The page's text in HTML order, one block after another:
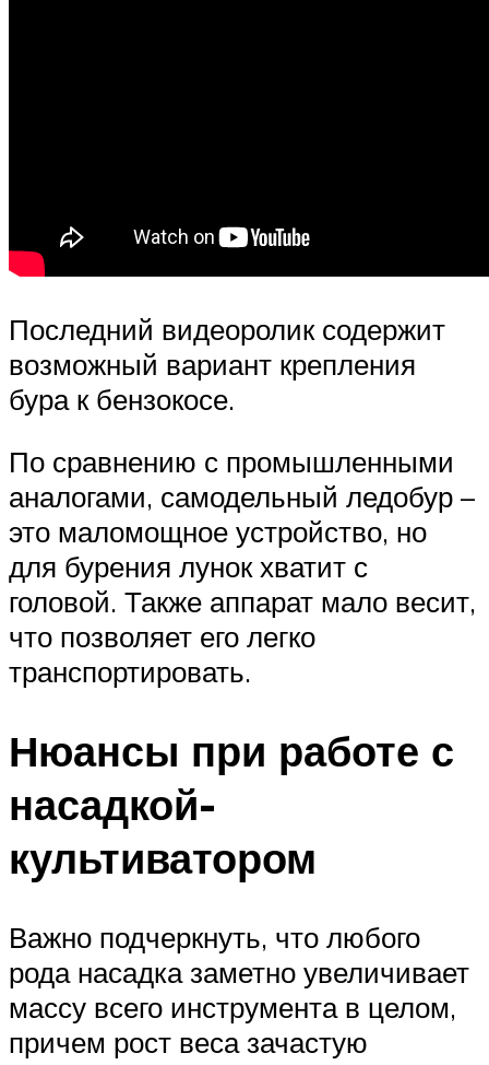
Последний видеоролик содержит
возможный вариант крепления
бура к бензокосе.
По сравнению с промышленными
аналогами, самодельный ледобур –
это маломощное устройство, но
для бурения лунок хватит с
головой. Также аппарат мало весит,
что позволяет его легко
транспортировать.
Нюансы при работе с
насадкой-
культиватором
Важно подчеркнуть, что любого
рода насадка заметно увеличивает
массу всего инструмента в целом,
причем рост веса зачастую